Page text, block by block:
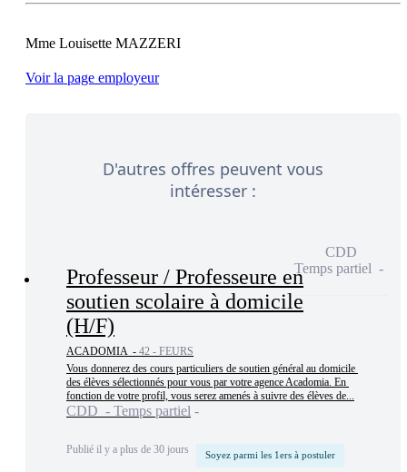
Voir la page employeur
D'autres offres peuvent vous
intéresser :
Professeur / Professeure en
soutien scolaire à domicile
(H/F)
ACADOMIA - 42 - FEURS
Vous donnerez des cours particuliers de soutien général au domicile
des élèves sélectionnés pour vous par votre agence Acadomia. En
fonction de votre profil, vous serez amenés à suivre des élèves de...
CDD - Temps partiel
Publié il y a plus de 30 jours Soyez parmi les 1ers à postuler
CDD
Temps partiel